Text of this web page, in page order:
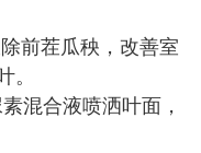
前茬瓜秧，改善室
。
混合液喷洒叶面，